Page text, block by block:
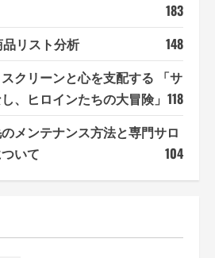
183
品リスト分析
148
クリーンと心を支配する 「サ
、ヒロインたちの大冒険」 118
メンテナンス方法と専門サロ
いて
104